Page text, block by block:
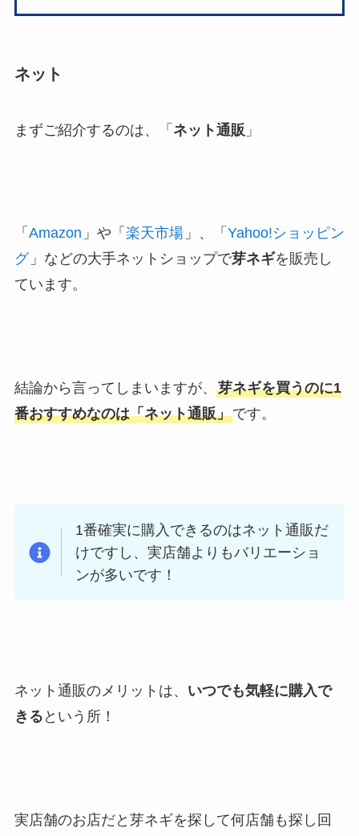
ネット
まずご紹介するのは、「 ネット通販 」
「 Amazon 」や「 楽天市場 」、「 Yahoo!ショッピン
グ」などの大手ネットショップで芽ネギを販売し
ています。
結論から言ってしまいますが、 芽ネギを買うのに1
番おすすめなのは「ネット通販」です。
1番確実に購入できるのはネット通販だ
けですし、実店舗よりもバリエーショ
ンが多いです！
ネット通販のメリットは、 いつでも気軽に購入で
きる という所！
実店舗のお店だと芽ネギを探して何店舗も探し回